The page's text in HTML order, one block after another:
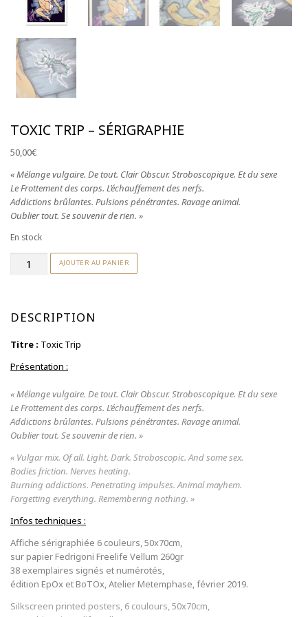
S'abonner à la NewsLetter
TOXIC TRIP – SÉRIGRAPHIE
50,00€
« Mélange vulgaire. De tout. Clair Obscur. Stroboscopique. Et du sexe
Le Frottement des corps. L’échauffement des nerfs.
Addictions brûlantes. Pulsions pénétrantes. Ravage animal.
Oublier tout. Se souvenir de rien. »
En stock
quantité
AJOUTER AU PANIER
DESCRIPTION
Titre : Toxic Trip
Présentation :
« Mélange vulgaire. De tout. Clair Obscur. Stroboscopique. Et du sexe
Le Frottement des corps. L’échauffement des nerfs.
Addictions brûlantes. Pulsions pénétrantes. Ravage animal.
Oublier tout. Se souvenir de rien. »
« Vulgar mix. Of all. Light. Dark. Stroboscopic. And some sex.
Bodies friction. Nerves heating.
Burning addictions. Penetrating impulses. Animal mayhem.
Forgetting everything. Remembering nothing. »
Infos techniques :
Affiche sérigraphiée 6 couleurs, 50x70cm,
sur papier Fedrigoni Freelife Vellum 260gr
38 exemplaires signés et numérotés,
édition EpOx et BoTOx, Atelier Metemphase, février 2019.
Silkscreen printed posters, 6 coulours, 50x70cm,